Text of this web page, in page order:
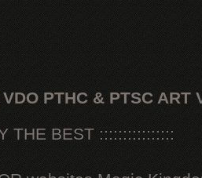
VDO PTHC & PTSC ART
THE BEST ::::::::::::::::